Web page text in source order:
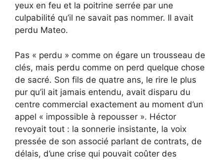
yeux en feu et la poitrine serrée par une
culpabilité qu’il ne savait pas nommer. Il avait
perdu Mateo.
Pas « perdu » comme on égare un trousseau de
clés, mais perdu comme on perd quelque chose
de sacré. Son fils de quatre ans, le rire le plus
pur qu’il ait jamais entendu, avait disparu du
centre commercial exactement au moment d’un
appel « impossible à repousser ». Héctor
revoyait tout : la sonnerie insistante, la voix
pressée de son associé parlant de contrats, de
délais, d’une crise qui pouvait coûter des